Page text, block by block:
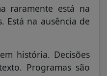
raramente está na
Está na ausência de
história. Decisões
Programas são